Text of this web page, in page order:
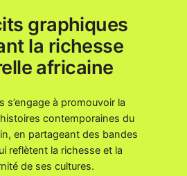
graphiques
la richesse
africaine
s’engage à promouvoir la
contemporaines du
en partageant des bandes
reflètent la richesse et la
de ses cultures.